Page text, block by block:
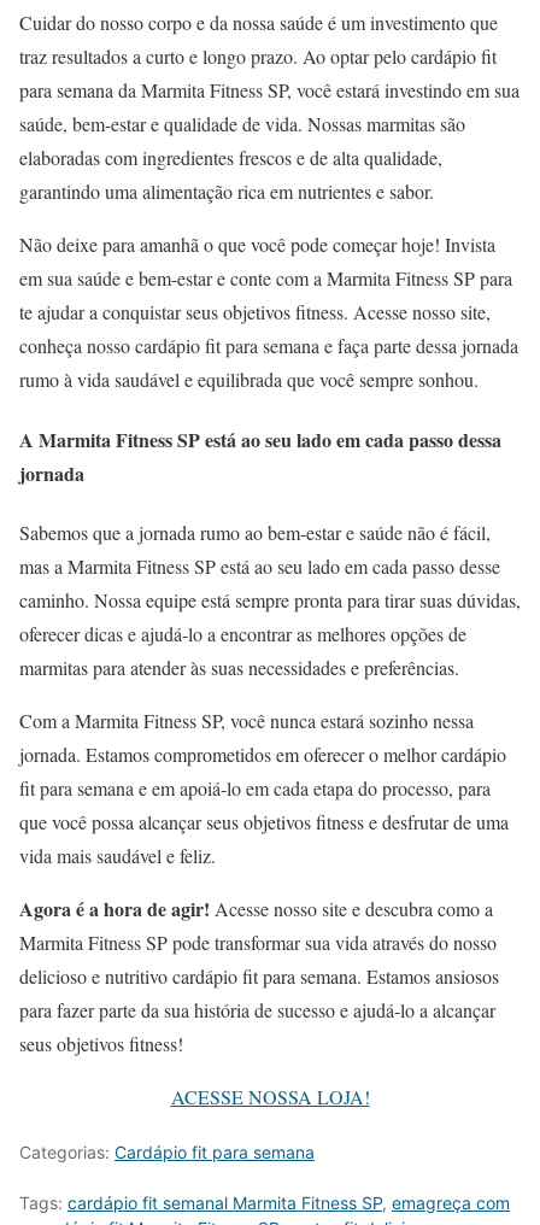
Cuidar do nosso corpo e da nossa saúde é um investimento que
traz resultados a curto e longo prazo. Ao optar pelo cardápio fit
para semana da Marmita Fitness SP, você estará investindo em sua
saúde, bem-estar e qualidade de vida. Nossas marmitas são
elaboradas com ingredientes frescos e de alta qualidade,
garantindo uma alimentação rica em nutrientes e sabor.
Não deixe para amanhã o que você pode começar hoje! Invista
em sua saúde e bem-estar e conte com a Marmita Fitness SP para
te ajudar a conquistar seus objetivos fitness. Acesse nosso site,
conheça nosso cardápio fit para semana e faça parte dessa jornada
rumo à vida saudável e equilibrada que você sempre sonhou.
A Marmita Fitness SP está ao seu lado em cada passo dessa
jornada
Sabemos que a jornada rumo ao bem-estar e saúde não é fácil,
mas a Marmita Fitness SP está ao seu lado em cada passo desse
caminho. Nossa equipe está sempre pronta para tirar suas dúvidas,
oferecer dicas e ajudá-lo a encontrar as melhores opções de
marmitas para atender às suas necessidades e preferências.
Com a Marmita Fitness SP, você nunca estará sozinho nessa
jornada. Estamos comprometidos em oferecer o melhor cardápio
fit para semana e em apoiá-lo em cada etapa do processo, para
que você possa alcançar seus objetivos fitness e desfrutar de uma
vida mais saudável e feliz.
Agora é a hora de agir! Acesse nosso site e descubra como a
Marmita Fitness SP pode transformar sua vida através do nosso
delicioso e nutritivo cardápio fit para semana. Estamos ansiosos
para fazer parte da sua história de sucesso e ajudá-lo a alcançar
seus objetivos fitness!
ACESSE NOSSA LOJA!
Categorias: Cardápio fit para semana
Tags: cardápio fit semanal Marmita Fitness SP, emagreça com